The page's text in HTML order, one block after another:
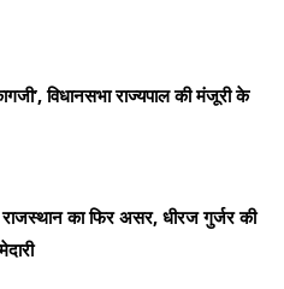
विधानसभा राज्यपाल की मंजूरी के
का फिर असर, धीरज गुर्जर की